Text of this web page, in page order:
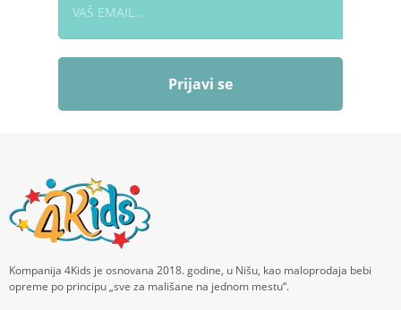
Prijavi se
Kompanija 4Kids je osnovana 2018. godine, u Nišu, kao maloprodaja bebi
opreme po principu „sve za mališane na jednom mestu“.